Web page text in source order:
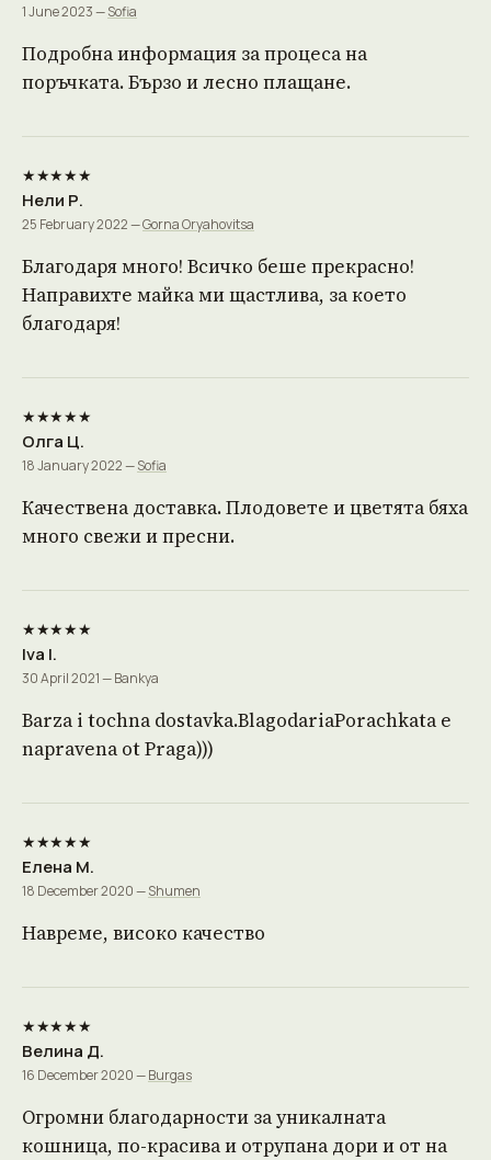
1 June 2023 —Sofia
Подробна информация за процеса на
поръчката. Бързо и лесно плащане.
★★★★★
Нели Р.
25 February 2022 —Gorna Oryahovitsa
Благодаря много! Всичко беше прекрасно!
Направихте майка ми щастлива, за което
благодаря!
★★★★★
Олга Ц.
18 January 2022 —Sofia
Качествена доставка. Плодовете и цветята бяха
много свежи и пресни.
★★★★★
Iva I.
30 April 2021 — Bankya
Barza i tochna dostavka.BlagodariaPorachkata e
napravena ot Praga)))
★★★★★
Елена М.
18 December 2020 —Shumen
Навреме, високо качество
★★★★★
Велина Д.
16 December 2020 —Burgas
Огромни благодарности за уникалната
кошница, по-красива и отрупана дори и от на